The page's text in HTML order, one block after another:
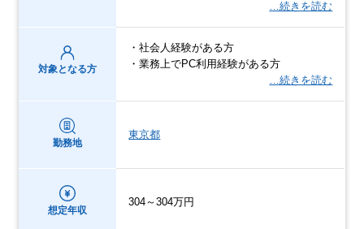
…続きを読む
対象となる方
・社会人経験がある方
・業務上でPC利用経験がある方
…続きを読む
勤務地
東京都
想定年収
304～304万円